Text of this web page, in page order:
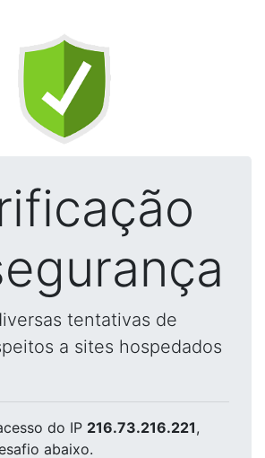
tentativas de
a sites hospedados
do IP 216.73.216.221,
abaixo.